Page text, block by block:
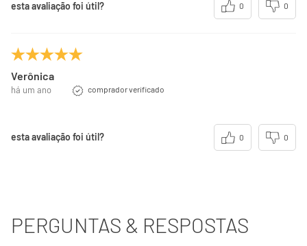
dependendo de suas necessidades energéticas.
esta avaliação foi útil? 0 0
Verônica
há um ano comprador verificado
esta avaliação foi útil? 0 0
PERGUNTAS & RESPOSTAS